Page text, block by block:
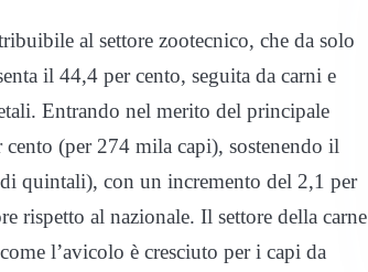
al settore zootecnico, che da solo
il 44,4 per cento, seguita da carni e
Entrando nel merito del principale
(per 274 mila capi), sostenendo il
quintali), con un incremento del 2,1 per
rispetto al nazionale. Il settore della carne
l’avicolo è cresciuto per i capi da